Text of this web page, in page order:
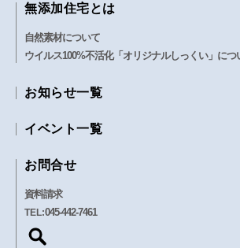
無添加住宅とは
自然素材について
ウイルス100%不活化「オリジナルしっくい」につ
お知らせ一覧
イベント一覧
お問合せ
資料請求
TEL:045-442-7461